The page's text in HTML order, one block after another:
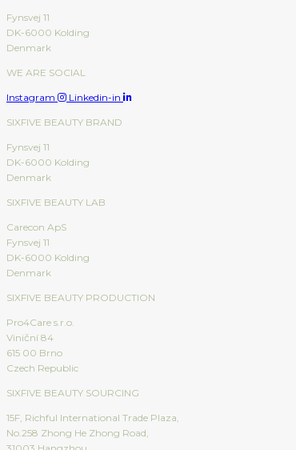
Fynsvej 11
DK-6000 Kolding
Denmark
WE ARE SOCIAL
Instagram Linkedin-in
SIXFIVE BEAUTY BRAND
Fynsvej 11
DK-6000 Kolding
Denmark
SIXFIVE BEAUTY LAB
Carecon ApS
Fynsvej 11
DK-6000 Kolding
Denmark
SIXFIVE BEAUTY PRODUCTION
Pro4Care s.r.o.
Viniční 84
615 00 Brno
Czech Republic
SIXFIVE BEAUTY SOURCING
15F, Richful International Trade Plaza,
No.258 Zhong He Zhong Road,